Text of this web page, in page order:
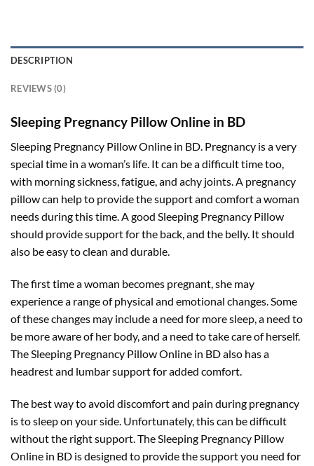
DESCRIPTION
REVIEWS (0)
Sleeping Pregnancy Pillow Online in BD
Sleeping Pregnancy Pillow Online in BD. Pregnancy is a very
special time in a woman’s life. It can be a difficult time too,
with morning sickness, fatigue, and achy joints. A pregnancy
pillow can help to provide the support and comfort a woman
needs during this time. A good Sleeping Pregnancy Pillow
should provide support for the back, and the belly. It should
also be easy to clean and durable.
The first time a woman becomes pregnant, she may
experience a range of physical and emotional changes. Some
of these changes may include a need for more sleep, a need to
be more aware of her body, and a need to take care of herself.
The Sleeping Pregnancy Pillow Online in BD also has a
headrest and lumbar support for added comfort.
The best way to avoid discomfort and pain during pregnancy
is to sleep on your side. Unfortunately, this can be difficult
without the right support. The Sleeping Pregnancy Pillow
Online in BD is designed to provide the support you need for